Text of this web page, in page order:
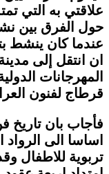
علاقتي به التي
حول الفرق بين
عندما كان ينشط
ان انتقل إلى
المهرجانات
قرطاج لفنون
فأجاب بان تاريخ
اساسا الى الرواد
تربوية للاطفال